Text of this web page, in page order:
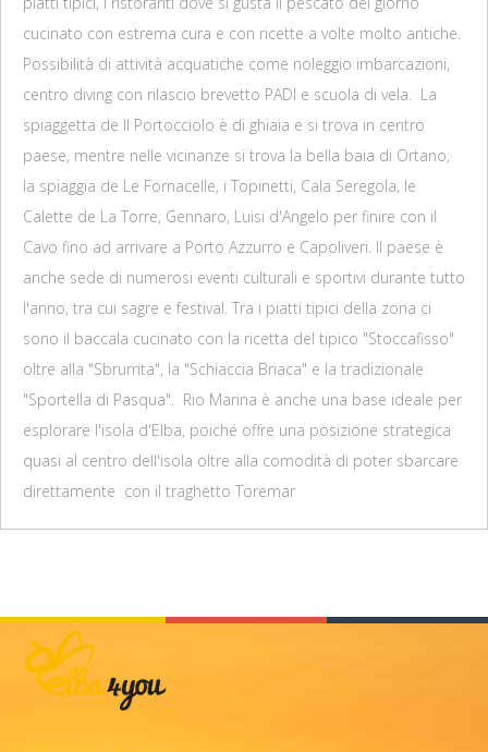
cucinato con estrema cura e con ricette a volte molto antiche.
Possibilità di attività acquatiche come noleggio imbarcazioni,
centro diving con rilascio brevetto PADI e scuola di vela. La
spiaggetta de Il Portocciolo è di ghiaia e si trova in centro
paese, mentre nelle vicinanze si trova la bella baia di Ortano,
la spiaggia de Le Fornacelle, i Topinetti, Cala Seregola, le
Calette de La Torre, Gennaro, Luisi d'Angelo per finire con il
Cavo fino ad arrivare a Porto Azzurro e Capoliveri. Il paese è
anche sede di numerosi eventi culturali e sportivi durante tutto
l'anno, tra cui sagre e festival. Tra i piatti tipici della zona ci
sono il baccala cucinato con la ricetta del tipico "Stoccafisso"
oltre alla "Sbrurrita", la "Schiaccia Briaca" e la tradizionale
"Sportella di Pasqua". Rio Marina è anche una base ideale per
esplorare l'isola d'Elba, poiché offre una posizione strategica
quasi al centro dell'isola oltre alla comodità di poter sbarcare
direttamente con il traghetto Toremar